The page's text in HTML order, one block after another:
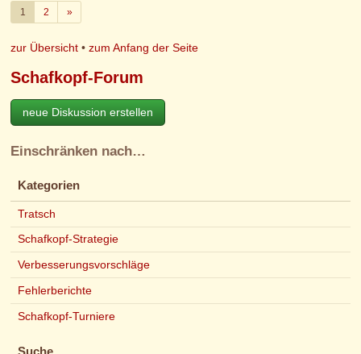
1 2 »Weiter
zur Übersicht •zum Anfang der Seite
Schafkopf-Forum
neue Diskussion erstellen
Einschränken nach…
Kategorien
Tratsch
Schafkopf-Strategie
Verbesserungsvorschläge
Fehlerberichte
Schafkopf-Turniere